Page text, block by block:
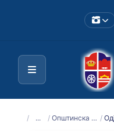
/ ... / Општинска управа /